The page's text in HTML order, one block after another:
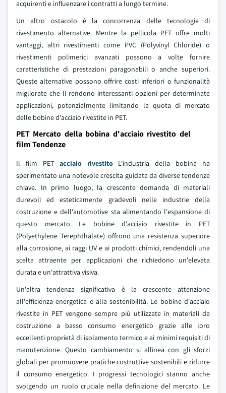
acquirenti e influenzare i contratti a lungo termine.
Un altro ostacolo è la concorrenza delle tecnologie di
rivestimento alternative. Mentre la pellicola PET offre molti
vantaggi, altri rivestimenti come PVC (Polyvinyl Chloride) o
rivestimenti polimerici avanzati possono a volte fornire
caratteristiche di prestazioni paragonabili o anche superiori.
Queste alternative possono offrire costi inferiori o funzionalità
migliorate che li rendono interessanti opzioni per determinate
applicazioni, potenzialmente limitando la quota di mercato
delle bobine d'acciaio rivestite in PET.
PET Mercato della bobina d'acciaio rivestito del
film Tendenze
Il film PET acciaio rivestitoL'industria della bobina ha
sperimentato una notevole crescita guidata da diverse tendenze
chiave. In primo luogo, la crescente domanda di materiali
durevoli ed esteticamente gradevoli nelle industrie della
costruzione e dell'automotive sta alimentando l'espansione di
questo mercato. Le bobine d'acciaio rivestite in PET
(Polyethylene Terephthalate) offrono una resistenza superiore
alla corrosione, ai raggi UV e ai prodotti chimici, rendendoli una
scelta attraente per applicazioni che richiedono un'elevata
durata e un'attrattiva visiva.
Un'altra tendenza significativa è la crescente attenzione
all'efficienza energetica e alla sostenibilità. Le bobine d'acciaio
rivestite in PET vengono sempre più utilizzate in materiali da
costruzione a basso consumo energetico grazie alle loro
eccellenti proprietà di isolamento termico e ai minimi requisiti di
manutenzione. Questo cambiamento si allinea con gli sforzi
globali per promuovere pratiche costruttive sostenibili e ridurre
il consumo energetico. I progressi tecnologici stanno anche
svolgendo un ruolo cruciale nella definizione del mercato. Le